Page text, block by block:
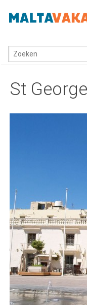
Home/Valletta/St
St